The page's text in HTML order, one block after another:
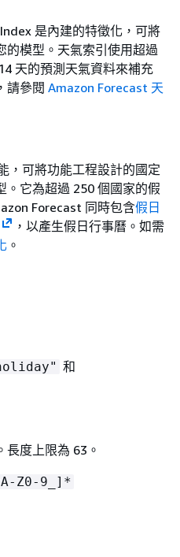
是內建的特徵化，可將
的模型。天氣索引使用超過
天的預測天氣資料來補充
請參閱 Amazon Forecast 天
，可將功能工程設計的國定
。它為超過 250 個國家的假
Forecast 同時包含假日
，以產生假日行事曆。如需
。
和
長度上限為 63。
Z0-9_]*